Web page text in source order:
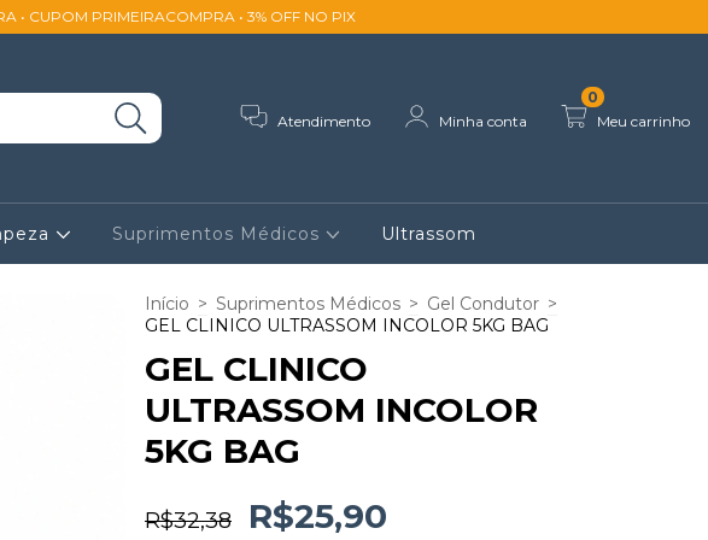
• CUPOM PRIMEIRACOMPRA • 3% OFF NO PIX
Atendimento Minha conta Meu carrinho
0
Suprimentos Médicos Ultrassom
Início > Suprimentos Médicos > Gel Condutor >
GEL CLINICO ULTRASSOM INCOLOR 5KG BAG
GEL CLINICO
ULTRASSOM INCOLOR
5KG BAG
R$32,38 R$25,90